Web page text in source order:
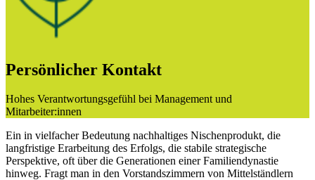
Persönlicher Kontakt
Hohes Verantwortungsgefühl bei Management und
Mitarbeiter:innen
Ein in vielfacher Bedeutung nachhaltiges Nischenprodukt, die
langfristige Erarbeitung des Erfolgs, die stabile strategische
Perspektive, oft über die Generationen einer Familiendynastie
hinweg. Fragt man in den Vorstandszimmern von Mittelständlern